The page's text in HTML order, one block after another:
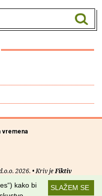
vremena
2026. • Kriv jeFiktiv
RSS kanaliSLAŽEM SE
kako bi